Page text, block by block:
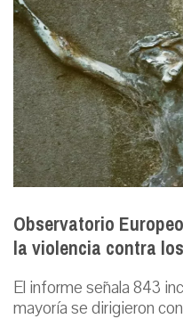
Observatorio
la violencia contra
El informe señala 843
mayoría se dirigieron